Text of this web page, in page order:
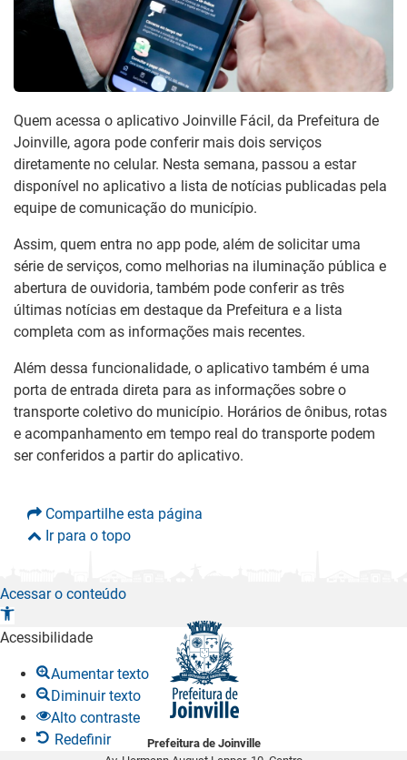
Quem acessa o aplicativo Joinville Fácil, da Prefeitura de
Joinville, agora pode conferir mais dois serviços
diretamente no celular. Nesta semana, passou a estar
disponível no aplicativo a lista de notícias publicadas pela
equipe de comunicação do município.
Assim, quem entra no app pode, além de solicitar uma
série de serviços, como melhorias na iluminação pública e
abertura de ouvidoria, também pode conferir as três
últimas notícias em destaque da Prefeitura e a lista
completa com as informações mais recentes.
Além dessa funcionalidade, o aplicativo também é uma
porta de entrada direta para as informações sobre o
transporte coletivo do município. Horários de ônibus, rotas
e acompanhamento em tempo real do transporte podem
ser conferidos a partir do aplicativo.
Compartilhe esta página
Ir para o topo
Prefeitura de Joinville
Acessar o conteúdo
A
b
Acessibilidade
Aumentar texto
Diminuir texto
Alto contraste
Redefinir